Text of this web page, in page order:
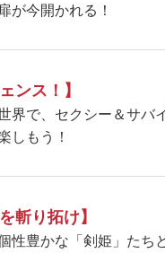
が今開かれる！
ンス！】
界で、セクシー＆サバ
しもう！
斬り拓け】
性豊かな「剣姫」たち